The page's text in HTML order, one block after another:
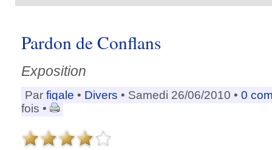
Pardon de Conflans
Exposition
Par figale • Divers • Samedi 26/06/2010 • 0
fois •